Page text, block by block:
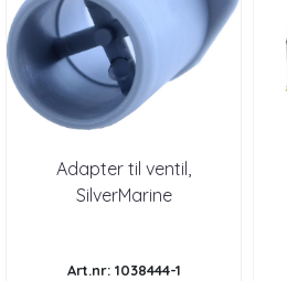
Adapter til ventil,
SilverMarine
Art.nr: 1038444-1